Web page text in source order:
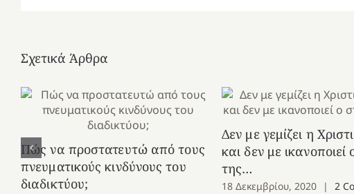
Σχετικά Άρθρα
Πώς να προστατευτώ από τους
πνευματικούς κινδύνους του
διαδικτύου;
Δεν με γεμίζει η
και δεν με ικανοποιεί
της…
18 Δεκεμβρίου, 2020 | 2